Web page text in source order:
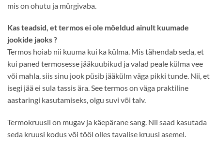
mis on ohutu ja mürgivaba.
Kas teadsid, et termos ei ole mõeldud ainult kuumade
jookide jaoks ?
Termos hoiab nii kuuma kui ka külma. Mis tähendab seda, et
kui paned termosesse jääkuubikud ja valad peale külma vee
või mahla, siis sinu jook püsib jääkülm väga pikki tunde. Nii, et
isegi jää ei sula tassis ära. See termos on väga praktiline
aastaringi kasutamiseks, olgu suvi või talv.
Termokruusil on mugav ja käepärane sang. Nii saad kasutada
seda kruusi kodus või tööl olles tavalise kruusi asemel.